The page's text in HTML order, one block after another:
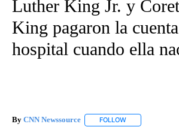
Luther King Jr. y
King pagaron la
hospital cuando ella
By CNN Newssource FOLLOW